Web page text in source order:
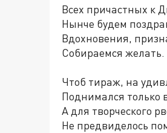
Всех причастных к
Нынче будем
Вдохновения,
Собираемся желать.
Чтоб тираж, на
Поднимался только
А для творческого
Не предвиделось